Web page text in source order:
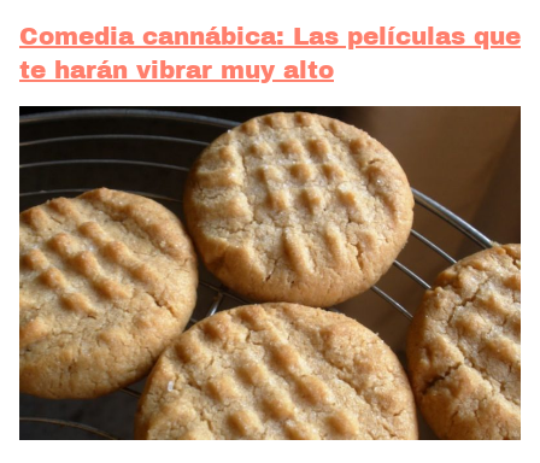
Comedia cannábica: Las películas que
te harán vibrar muy alto